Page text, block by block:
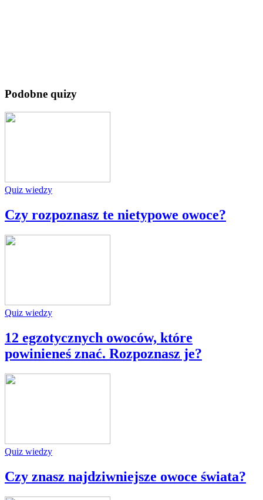
Podobne quizy
Quiz wiedzy
Czy rozpoznasz te nietypowe owoce?
Quiz wiedzy
12 egzotycznych owoców, które
powinieneś znać. Rozpoznasz je?
Quiz wiedzy
Czy znasz najdziwniejsze owoce świata?